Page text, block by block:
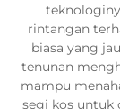
rintangan
biasa yang
tenunan
mampu
segi kos untuk